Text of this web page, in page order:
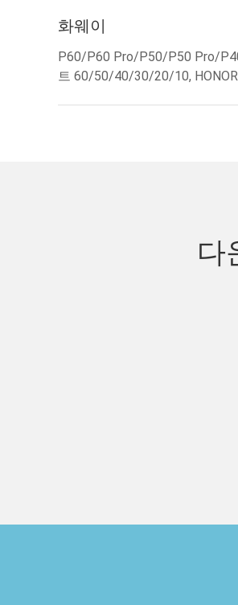
화웨이
P60/P60 Pro/P50/P50 Pro/
트 60/50/40/30/20/10,
다